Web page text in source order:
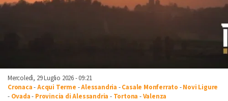
Mercoledì, 29 Luglio 2026 - 09:21
Cronaca-Acqui Terme -Alessandria -Casale Monferrato -Novi Ligure
- Ovada- Provincia di Alessandria - Tortona -Valenza